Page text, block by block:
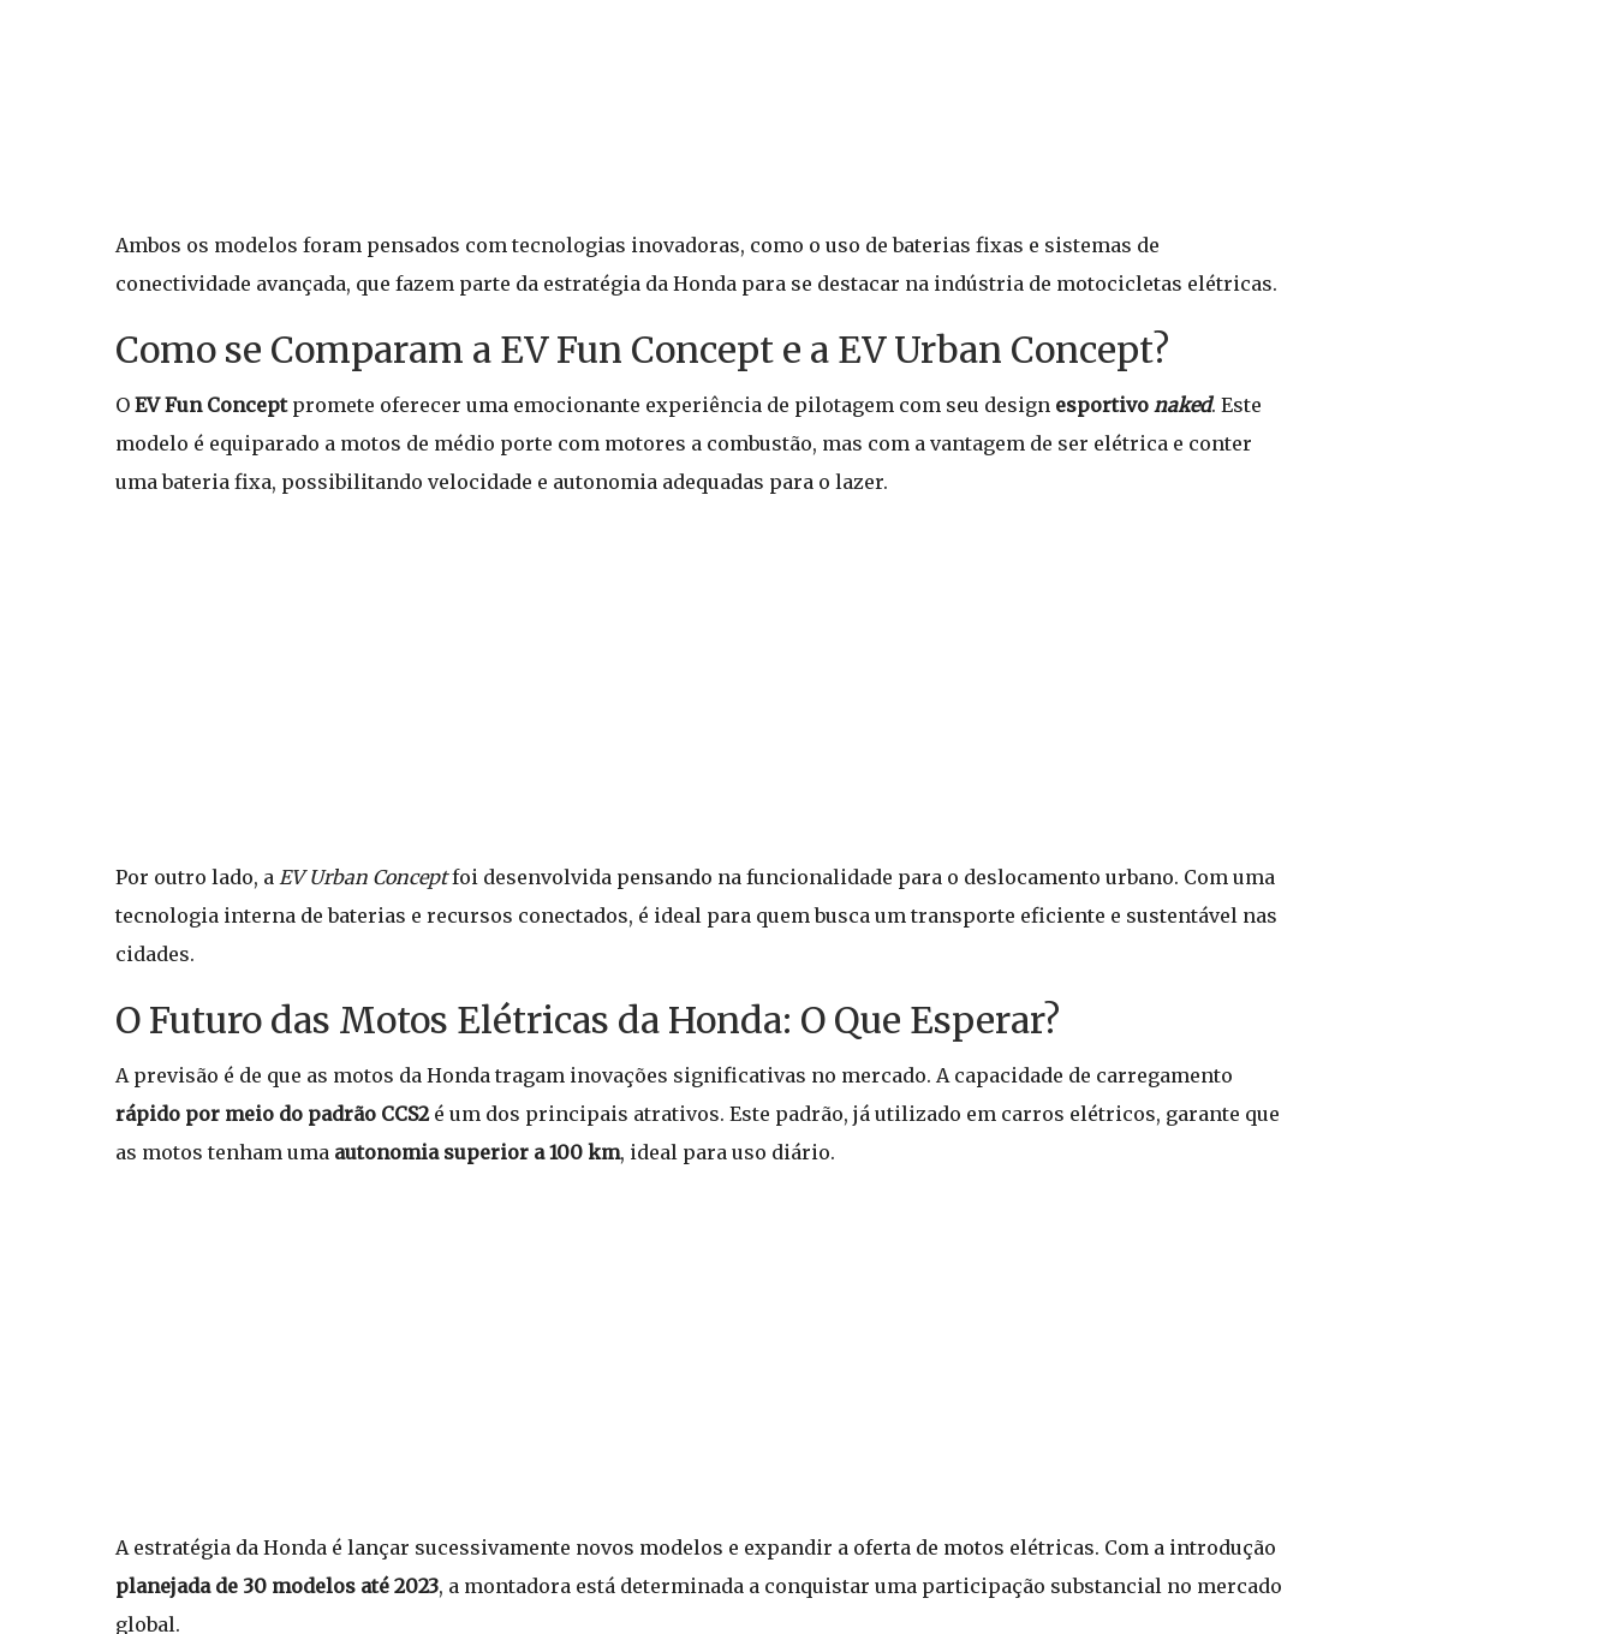
Ambos os modelos foram pensados com tecnologias inovadoras, como o uso de baterias fixas e sistemas de
conectividade avançada, que fazem parte da estratégia da Honda para se destacar na indústria de motocicletas elétricas.
Como se Comparam a EV Fun Concept e a EV Urban Concept?
O EV Fun Conceptpromete oferecer uma emocionante experiência de pilotagem com seu design esportivo naked. Este
modelo é equiparado a motos de médio porte com motores a combustão, mas com a vantagem de ser elétrica e conter
uma bateria fixa, possibilitando velocidade e autonomia adequadas para o lazer.
Por outro lado, a EV Urban Conceptfoi desenvolvida pensando na funcionalidade para o deslocamento urbano. Com uma
tecnologia interna de baterias e recursos conectados, é ideal para quem busca um transporte eficiente e sustentável nas
cidades.
O Futuro das Motos Elétricas da Honda: O Que Esperar?
A previsão é de que as motos da Honda tragam inovações significativas no mercado. A capacidade de carregamento
rápido por meio do padrão CCS2é um dos principais atrativos. Este padrão, já utilizado em carros elétricos, garante que
as motos tenham uma autonomia superior a 100 km, ideal para uso diário.
A estratégia da Honda é lançar sucessivamente novos modelos e expandir a oferta de motos elétricas. Com a introdução
planejada de 30 modelos até 2023, a montadora está determinada a conquistar uma participação substancial no mercado
global.